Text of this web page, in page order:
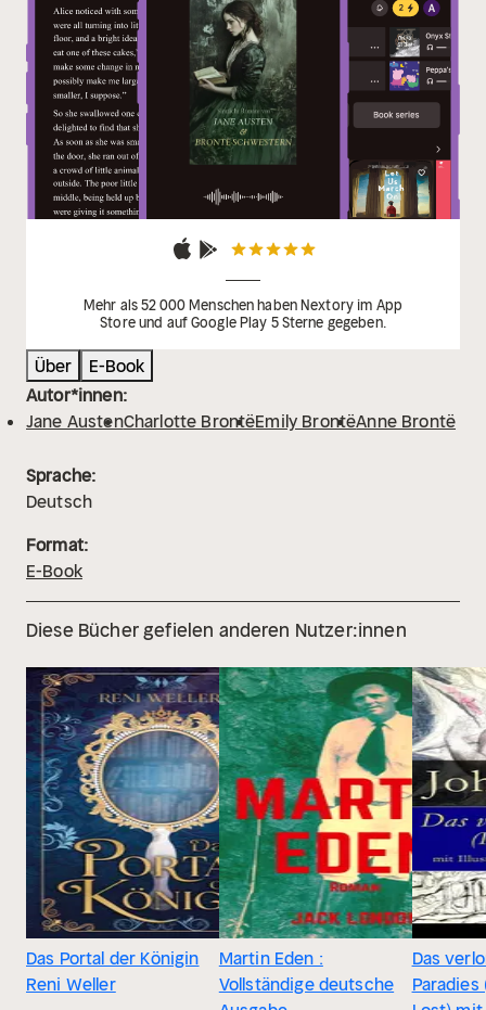
Mehr als 52 000 Menschen haben Nextory im App
Store und auf Google Play 5 Sterne gegeben.
Über
E-Book
Autor*innen:
Jane AustenCharlotte BrontëEmily BrontëAnne Brontë
Sprache:
Deutsch
Format:
E-Book
Diese Bücher gefielen anderen Nutzer:innen
Das Portal der Königin
Reni Weller
Martin Eden :
Vollständige deutsche
Das
Paradies